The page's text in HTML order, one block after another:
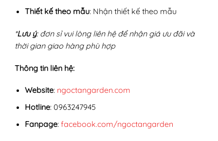
Thiết kế theo mẫu: Nhận thiết kế theo mẫu
*Lưu ý: đơn sỉ vui lòng liên hệ để nhận giá ưu đãi và
thời gian giao hàng phù hợp
Thông tin liên hệ:
Website: ngoctangarden.com
Hotline: 0963247945
Fanpage: facebook.com/ngoctangarden